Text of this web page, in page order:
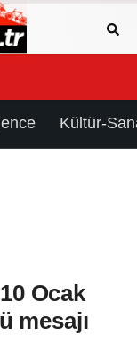
Kültür-
Ocak
mesajı